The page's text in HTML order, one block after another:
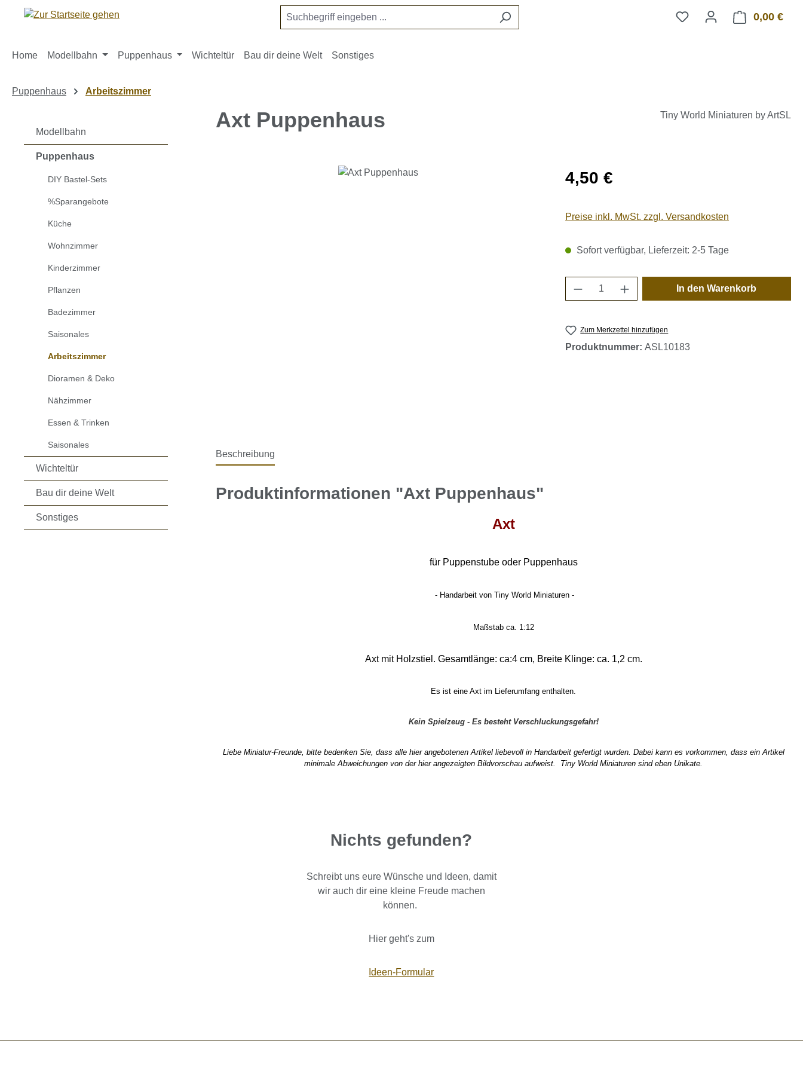
Hauptinhalt springen
Zur Suche springen
Zur Hauptnavigation springen 0,00 €
Home Modellbahn Puppenhaus Wichteltür Bau dir deine Welt Sonstiges
Puppenhaus Arbeitszimmer
Modellbahn
Puppenhaus
DIY Bastel-Sets
%Sparangebote
Küche
Wohnzimmer
Kinderzimmer
Pflanzen
Badezimmer
Saisonales
Arbeitszimmer
Dioramen & Deko
Nähzimmer
Essen & Trinken
Saisonales
Wichteltür
Bau dir deine Welt
Sonstiges
Axt Puppenhaus Tiny World Miniaturen by ArtSL
Regulärer Preis:
4,50 €
Preise inkl. MwSt. zzgl. Versandkosten
Sofort verfügbar, Lieferzeit: 2-5 Tage
Produkt Anzahl: Gib den
In den Warenkorb
Zum Merkzettel hinzufügen
Produktnummer:ASL10183
Beschreibung
Produktinformationen "Axt Puppenhaus"
Axt
für Puppenstube oder Puppenhaus
- Handarbeit von Tiny World Miniaturen -
Maßstab ca. 1:12
Axt mit Holzstiel. Gesamtlänge: ca:4 cm, Breite Klinge: ca. 1,2 cm.
Es ist eine Axt im Lieferumfang enthalten.
Kein Spielzeug - Es besteht Verschluckungsgefahr!
Liebe Miniatur-Freunde, bitte bedenken Sie, dass alle hier angebotenen Artikel liebevoll in Handarbeit gefertigt wurden. Dabei kann es vorkommen, dass ein Artikel
minimale Abweichungen von der hier angezeigten Bildvorschau aufweist. Tiny World Miniaturen sind eben Unikate.
Nichts gefunden?
Schreibt uns eure Wünsche und Ideen, damit
wir auch dir eine kleine Freude machen
können.
Hier geht's zum
Ideen-Formular